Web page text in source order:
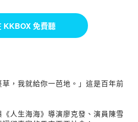
KKBOX 免費聽
草，我就給你一芭地。」這是百年前
人生海海》導演廖克發、演員陳雪